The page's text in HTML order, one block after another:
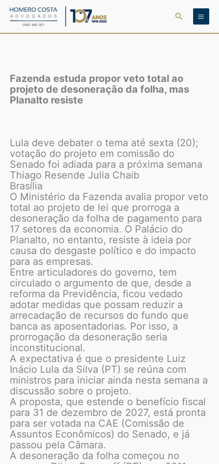
para
Pesquisar
Fazenda estuda propor veto total ao
projeto de desoneração da folha, mas
Planalto resiste
Lula deve debater o tema até sexta (20);
votação do projeto em comissão do
Senado foi adiada para a próxima semana
Thiago Resende Julia Chaib
Brasília
O Ministério da Fazenda avalia propor veto
total ao projeto de lei que prorroga a
desoneração da folha de pagamento para
17 setores da economia. O Palácio do
Planalto, no entanto, resiste à ideia por
causa do desgaste político e do impacto
para as empresas.
Entre articuladores do governo, tem
circulado o argumento de que, desde a
reforma da Previdência, ficou vedado
adotar medidas que possam reduzir a
arrecadação de recursos do fundo que
banca as aposentadorias. Por isso, a
prorrogação da desoneração seria
inconstitucional.
A expectativa é que o presidente Luiz
Inácio Lula da Silva (PT) se reúna com
ministros para iniciar ainda nesta semana a
discussão sobre o projeto.
A proposta, que estende o benefício fiscal
para 31 de dezembro de 2027, está pronta
para ser votada na CAE (Comissão de
Assuntos Econômicos) do Senado, e já
passou pela Câmara.
A desoneração da folha começou no